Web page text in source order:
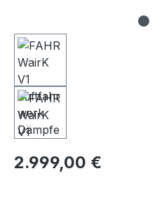
Regulärer Preis:
2.999,00 €